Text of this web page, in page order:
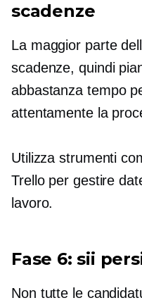
scadenze
La maggior parte
scadenze, quindi
abbastanza tempo
attentamente la
Utilizza strumenti
Trello per gestire
lavoro.
Fase 6: sii
Non tutte le